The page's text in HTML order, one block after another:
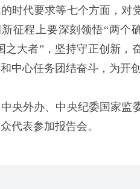
时代要求等七个方面，对
征程上要深刻领悟“两个
之大者”，坚持守正创新，
中心任务团结奋斗，为开
外办、中央纪委国家监委
代表参加报告会。